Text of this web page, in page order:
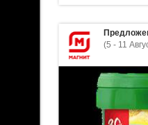
(5 - 11